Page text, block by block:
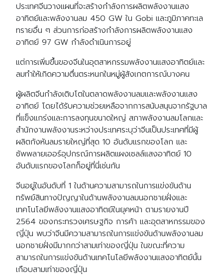
ประเทศจีนวางแผนที่จะสร้างกำลังการผลิตพลังงานแสง
อาทิตย์และพลังงานลม 450 GW ใน Gobi และภูมิภาคทะเล
ทรายอื่น ๆ ส่วนการก่อสร้างกำลังการผลิตพลังงานแสง
อาทิตย์ 97 GW กำลังดำเนินการอยู่
แต่การเพิ่มขึ้นของจีนในอุตสาหกรรมพลังงานแสงอาทิตย์และ
ลมทำให้เกิดความตื่นตระหนกในหมู่ผู้สังเกตการณ์บางคน
ผู้ผลิตจีนกำลังเติบโตในตลาดพลังงานลมและพลังงานแสง
อาทิตย์ โดยได้รับความช่วยเหลือจากการสนับสนุนจากรัฐบาล
ที่แข็งแกร่งและการลงทุนขนาดใหญ่ สภาพลังงานลมโลกและ
สำนักงานพลังงานระหว่างประเทศระบุว่าจีนเป็นประเทศที่มีผู้
ผลิตกังหันลมรายใหญ่ที่สุด 10 อันดับแรกของโลก และ
ซัพพลายเออร์อุปกรณ์การผลิตแผงเซลล์แสงอาทิตย์ 10
อันดับแรกของโลกก็อยู่ที่นี่เช่นกัน
จีนอยู่ในอันดับที่ 1 ในด้านความสามารถในการแข่งขันด้าน
ทรัพย์สินทางปัญญาในด้านพลังงานลมนอกชายฝั่งและ
เทคโนโลยีพลังงานแสงอาทิตย์ในยุคหน้า ตามรายงานปี
2564 ของกระทรวงเศรษฐกิจ การค้า และอุตสาหกรรมของ
ญี่ปุ่น พบว่าจีนมีความสามารถในการแข่งขันด้านพลังงานลม
นอกชายฝั่งมีมากกว่าสามเท่าของญี่ปุ่น ในขณะที่ความ
สามารถในการแข่งขันด้านเทคโนโลยีพลังงานแสงอาทิตย์นั้น
เกือบสามเท่าของญี่ปุ่น